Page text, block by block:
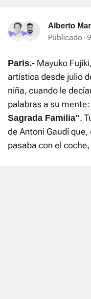
Alberto
Publicado
Paris.- Mayuko
artística desde julio
niña, cuando le
palabras a su mente:
Sagrada Familia".
de Antoni Gaudí
pasaba con el